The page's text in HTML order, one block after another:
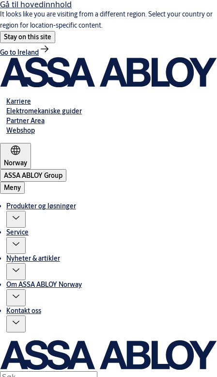
Gå til hovedinnhold
It looks like you are visiting from a different region. Select your country or
region for location-specific content.
Stay on this site
Go to Ireland
Karriere
Elektromekaniske guider
Partner Area
Webshop
Norway
ASSA ABLOY Group
Meny
Produkter og løsninger
Service
Nyheter & artikler
Om ASSA ABLOY Norway
Kontakt oss